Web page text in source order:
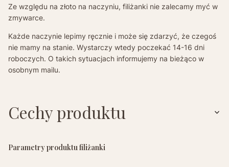
Ze względu na złoto na naczyniu, filiżanki nie zalecamy myć w
zmywarce.
Każde naczynie lepimy ręcznie i może się zdarzyć, że czegoś
nie mamy na stanie. Wystarczy wtedy poczekać 14-16 dni
roboczych. O takich sytuacjach informujemy na bieżąco w
osobnym mailu.
Cechy produktu
Parametry produktu filiżanki